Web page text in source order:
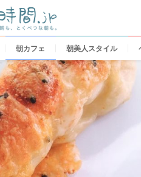
朝カフェ 朝美人スタイル